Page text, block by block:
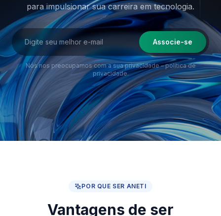
para impulsionar suacarreira em tecnologia.
Associe-se
Nós nos preocupamos com a sua privacidade – política de
privacidade.
POR QUE SER ANETI
Vantagens de ser